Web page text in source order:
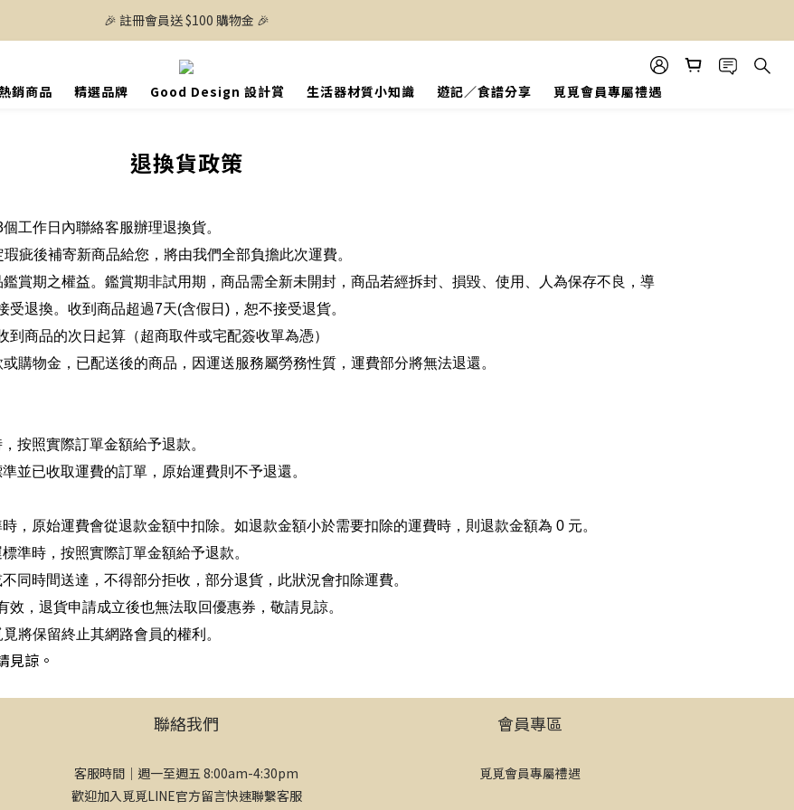
🎉 註冊會員送 $100 購物金 🎉
銷商品 精選品牌 Good Design 設計賞 生活器材質小知識 遊記／食譜分享 覓覓會員專屬禮遇
退換貨政策
工作日內聯絡客服辦理退換貨。
疵後補寄新商品給您，將由我們全部負擔此次運費。
賞期之權益。鑑賞期非試用期，商品需全新未開封，商品若經拆封、損毀、使用、人為保存不良，導
退換。收到商品超過7天(含假日)，恕不接受退貨。
商品的次日起算（超商取件或宅配簽收單為憑）
購物金，已配送後的商品，因運送服務屬勞務性質，運費部分將無法退還。
按照實際訂單金額給予退款。
並已收取運費的訂單，原始運費則不予退還。
，原始運費會從退款金額中扣除。如退款金額小於需要扣除的運費時，則退款金額為 0 元。
準時，按照實際訂單金額給予退款。
同時間送達，不得部分拒收，部分退貨，此狀況會扣除運費。
，退貨申請成立後也無法取回優惠券，敬請見諒。
將保留終止其網路會員的權利。
見諒。
聯絡我們
客服時間｜週一至週五 8:00am-4:30pm
歡迎加入覓覓LINE官方留言快速聯繫客服
會員專區
覓覓會員專屬禮遇